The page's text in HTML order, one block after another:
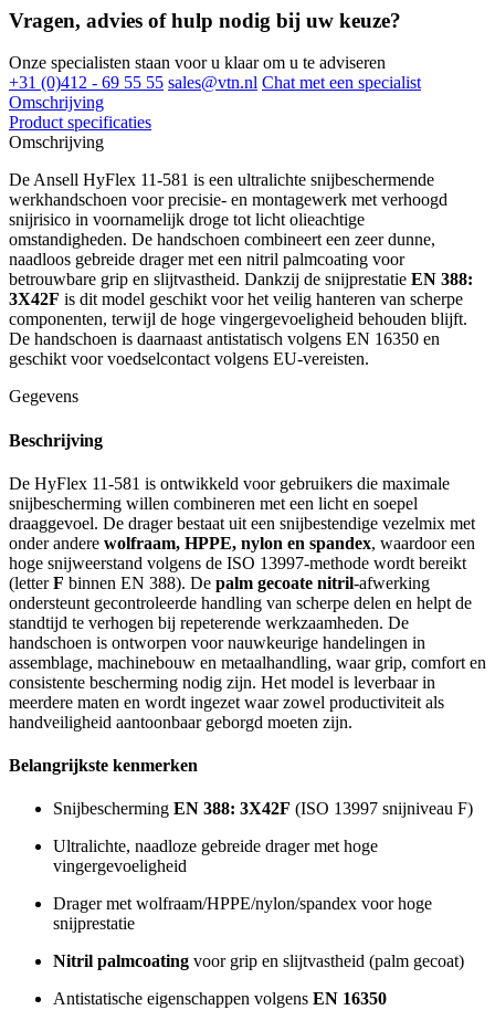
Vragen, advies of hulp nodig bij uw keuze?
Onze specialisten staan voor u klaar om u te adviseren
+31 (0)412 - 69 55 55 sales@vtn.nl Chat met een specialist
Omschrijving
Product specificaties
Omschrijving
De Ansell HyFlex 11-581 is een ultralichte snijbeschermende
werkhandschoen voor precisie- en montagewerk met verhoogd
snijrisico in voornamelijk droge tot licht olieachtige
omstandigheden. De handschoen combineert een zeer dunne,
naadloos gebreide drager met een nitril palmcoating voor
betrouwbare grip en slijtvastheid. Dankzij de snijprestatie EN 388:
3X42F is dit model geschikt voor het veilig hanteren van scherpe
componenten, terwijl de hoge vingergevoeligheid behouden blijft.
De handschoen is daarnaast antistatisch volgens EN 16350 en
geschikt voor voedselcontact volgens EU-vereisten.
Gegevens
Beschrijving
De HyFlex 11-581 is ontwikkeld voor gebruikers die maximale
snijbescherming willen combineren met een licht en soepel
draaggevoel. De drager bestaat uit een snijbestendige vezelmix met
onder andere wolfraam, HPPE, nylon en spandex, waardoor een
hoge snijweerstand volgens de ISO 13997-methode wordt bereikt
(letterF binnen EN 388). De palm gecoate nitril-afwerking
ondersteunt gecontroleerde handling van scherpe delen en helpt de
standtijd te verhogen bij repeterende werkzaamheden. De
handschoen is ontworpen voor nauwkeurige handelingen in
assemblage, machinebouw en metaalhandling, waar grip, comfort en
consistente bescherming nodig zijn. Het model is leverbaar in
meerdere maten en wordt ingezet waar zowel productiviteit als
handveiligheid aantoonbaar geborgd moeten zijn.
Belangrijkste kenmerken
Snijbescherming EN 388: 3X42F (ISO 13997 snijniveau F)
Ultralichte, naadloze gebreide drager met hoge
vingergevoeligheid
Drager met wolfraam/HPPE/nylon/spandex voor hoge
snijprestatie
Nitril palmcoating voor grip en slijtvastheid (palm gecoat)
Antistatische eigenschappen volgens EN 16350